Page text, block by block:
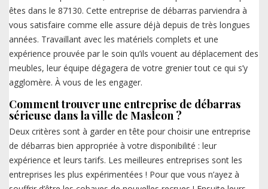
êtes dans le 87130. Cette entreprise de débarras parviendra à
vous satisfaire comme elle assure déjà depuis de très longues
années. Travaillant avec les matériels complets et une
expérience prouvée par le soin qu’ils vouent au déplacement des
meubles, leur équipe dégagera de votre grenier tout ce qui s’y
agglomère. À vous de les engager.
Comment trouver une entreprise de débarras
sérieuse dans la ville de Masleon ?
Deux critères sont à garder en tête pour choisir une entreprise
de débarras bien appropriée à votre disponibilité : leur
expérience et leurs tarifs. Les meilleures entreprises sont les
entreprises les plus expérimentées ! Pour que vous n’ayez à